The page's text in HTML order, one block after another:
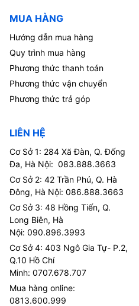
MUA HÀNG
Hướng dẫn mua hàng
Quy trình mua hàng
Phương thức thanh toán
Phương thức vận chuyển
Phương thức trả góp
LIÊN HỆ
Cơ Sở 1: 284 Xã Đàn, Q. Đống
Đa, Hà Nội: 083.888.3663
Cơ Sở 2: 42 Trần Phú, Q. Hà
Đông, Hà Nội: 086.888.3663
Cơ Sở 3: 48 Hồng Tiến, Q.
Long Biên, Hà
Nội: 090.896.3993
Cơ Sở 4: 403 Ngô Gia Tự- P.2,
Q.10 Hồ Chí
Minh: 0707.678.707
Mua hàng online:
0813.600.999